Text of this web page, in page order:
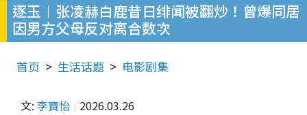
逐玉︱张凌赫白鹿昔日绯闻被翻炒！曾爆同居
因男方父母反对离合数次
首页 生活话题 电影剧集
文: 李寶怡 2026.03.26